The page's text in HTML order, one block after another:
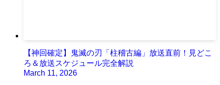
【神回確定】鬼滅の刃「柱稽古編」放送直前！見どこ
ろ＆放送スケジュール完全解説
March 11, 2026